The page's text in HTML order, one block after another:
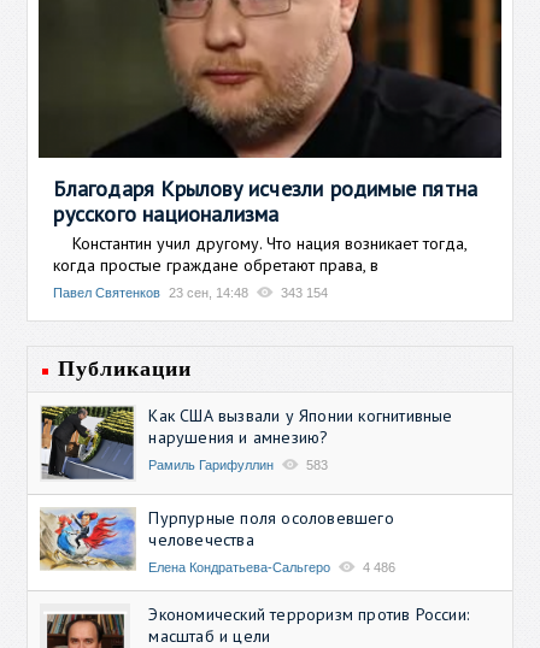
Благодаря Крылову исчезли родимые пятна
русского национализма
Константин учил другому. Что нация возникает тогда,
когда простые граждане обретают права, в
Павел Святенков 23 сен, 14:48 343 154
Публикации
Как США вызвали у Японии когнитивные
нарушения и амнезию?
Рамиль Гарифуллин 583
Пурпурные поля осоловевшего
человечества
Елена Кондратьева-Сальгеро 4 486
Экономический терроризм против России:
масштаб и цели